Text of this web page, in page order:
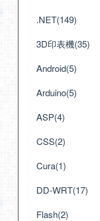
.NET(149)
3D印表機(35)
Android(5)
Arduino(5)
ASP(4)
CSS(2)
Cura(1)
DD-WRT(17)
Flash(2)